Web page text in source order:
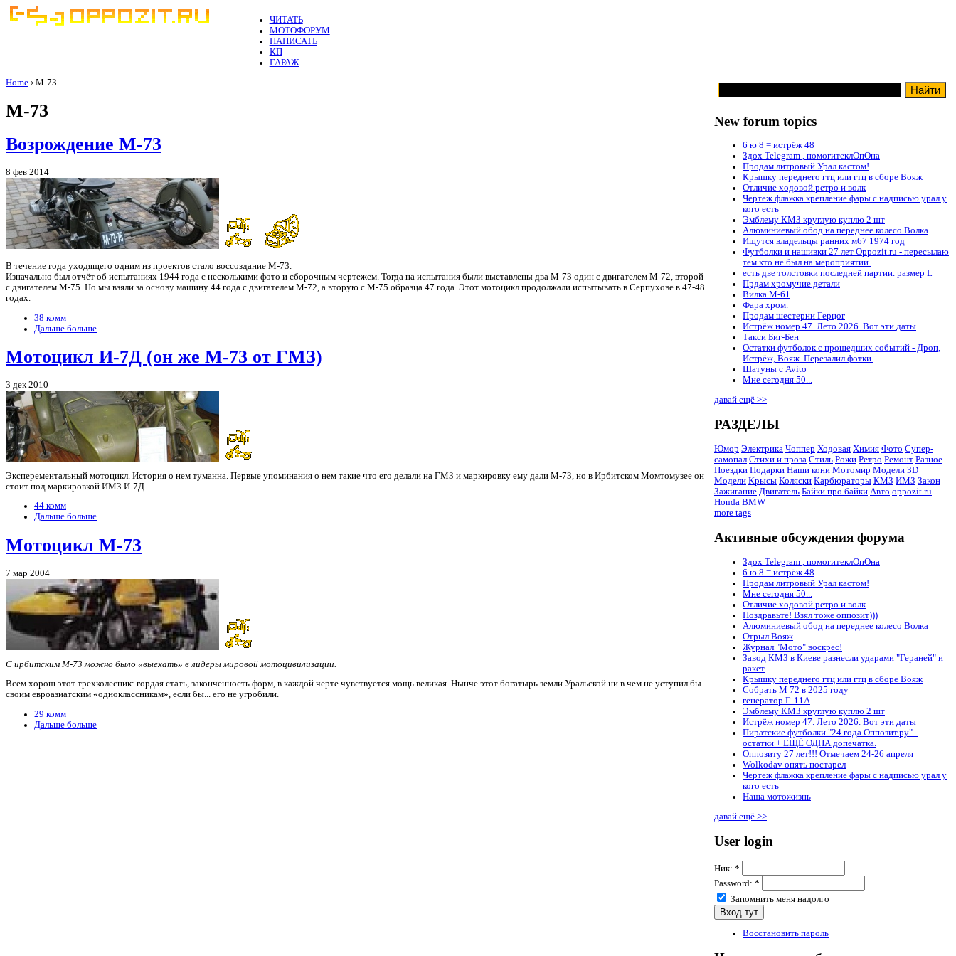
ЧИТАТЬ
МОТОФОРУМ
НАПИСАТЬ
КП
ГАРАЖ
Home › М-73
М-73
Возрождение М-73
8 фев 2014
В течение года уходящего одним из проектов стало воссоздание М-73.
Изначально был отчёт об испытаниях 1944 года с несколькими фото и сборочным чертежем. Тогда на испытания были выставлены два М-73 один с двигателем М-72, второй
с двигателем М-75. Но мы взяли за основу машину 44 года с двигателем М-72, а вторую с М-75 образца 47 года. Этот мотоцикл продолжали испытывать в Серпухове в 47-48
годах.
38 комм
Дальше больше
Мотоцикл И-7Д (он же М-73 от ГМЗ)
3 дек 2010
Эксперементальный мотоцикл. История о нем туманна. Первые упоминания о нем такие что его делали на ГМЗ и маркировку ему дали М-73, но в Ирбитском Момтомузее он
стоит под маркировкой ИМЗ И-7Д.
44 комм
Дальше больше
Мотоцикл М-73
7 мар 2004
С ирбитским М-73 можно было «выехать» в лидеры мировой мотоцивилизации.
Всем хорош этот трехколесник: гордая стать, законченность форм, в каждой черте чувствуется мощь великая. Нынче этот богатырь земли Уральской ни в чем не уступил бы
своим евроазиатским «одноклассникам», если бы... его не угробили.
29 комм
Дальше больше
New forum topics
6 ю 8 = истрёж 48
Здох Telegram , помогитеклОпОна
Продам литровый Урал кастом!
Крышку переднего гтц или гтц в сборе Вояж
Отличие ходовой ретро и волк
Чертеж флажка крепление фары с надписью урал у
кого есть
Эмблему КМЗ круглую куплю 2 шт
Алюминиевый обод на переднее колесо Волка
Ищутся владельцы ранних м67 1974 год
Футболки и нашивки 27 лет Oppozit.ru - пересылаю
тем кто не был на мероприятии.
есть две толстовки последней партии. размер L
Прдам хромучие детали
Вилка М-61
Фара хром.
Продам шестерни Герцог
Истрёж номер 47. Лето 2026. Вот эти даты
Такси Биг-Бен
Остатки футболок с прошедших событий - Дроп,
Истрёж, Вояж. Перезалил фотки.
Шатуны с Avito
Мне сегодня 50...
давай ещё >>
РАЗДЕЛЫ
Юмор Электрика Чоппер Ходовая Химия Фото Супер-
самопал Стихи и проза Стиль Рожи Ретро Ремонт Разное
Поездки Подарки Наши кони Мотомир Модели 3D
Модели Крысы Коляски Карбюраторы КМЗ ИМЗ Закон
Зажигание Двигатель Байки про байки Авто oppozit.ru
Honda BMW
more tags
Активные обсуждения форума
Здох Telegram , помогитеклОпОна
6 ю 8 = истрёж 48
Продам литровый Урал кастом!
Мне сегодня 50...
Отличие ходовой ретро и волк
Поздравьте! Взял тоже оппозит)))
Алюминиевый обод на переднее колесо Волка
Отрыл Вояж
Журнал "Мото" воскрес!
Завод КМЗ в Киеве разнесли ударами "Гераней" и
ракет
Крышку переднего гтц или гтц в сборе Вояж
Собрать М 72 в 2025 году
генератор Г-11А
Эмблему КМЗ круглую куплю 2 шт
Истрёж номер 47. Лето 2026. Вот эти даты
Пиратские футболки "24 года Оппозит.ру" -
остатки + ЕЩЁ ОДНА допечатка.
Оппозиту 27 лет!!! Отмечаем 24-26 апреля
Wolkodav опять постарел
Чертеж флажка крепление фары с надписью урал у
кого есть
Наша мотожизнь
давай ещё >>
User login
Ник: *
Password: *
Запомнить меня надолго
Восстановить пароль